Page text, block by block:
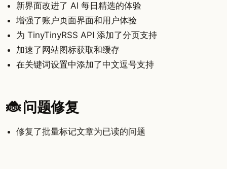
新界面改进了 AI 每日精选的体验
增强了账户页面界面和用户体验
为 TinyTinyRSS API 添加了分页支持
加速了网站图标获取和缓存
在关键词设置中添加了中文逗号支持
🐞 问题修复
修复了批量标记文章为已读的问题